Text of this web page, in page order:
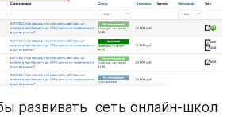
развивать  сеть онлайн-школ